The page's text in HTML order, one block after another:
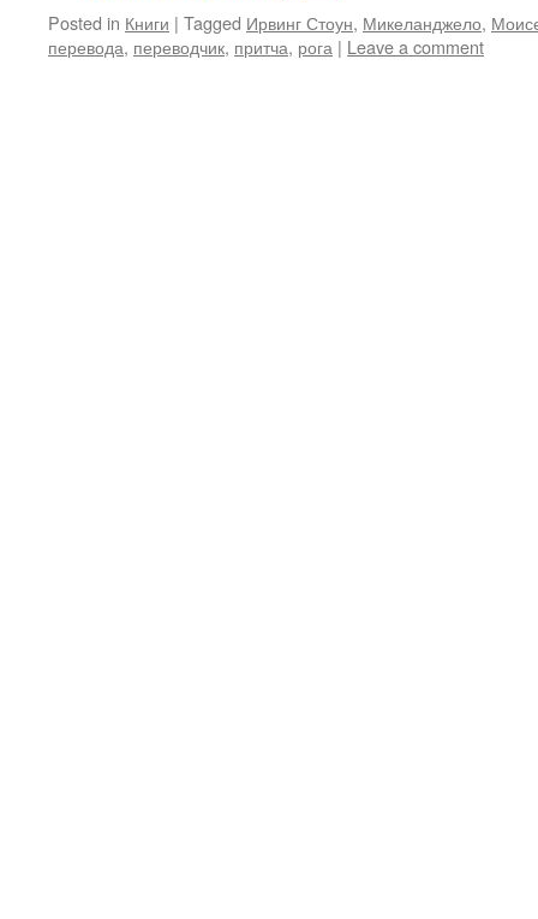
Posted in Книги | Tagged Ирвинг Стоун, Микеланджело,
перевода, переводчик, притча, рога | Leave a comment